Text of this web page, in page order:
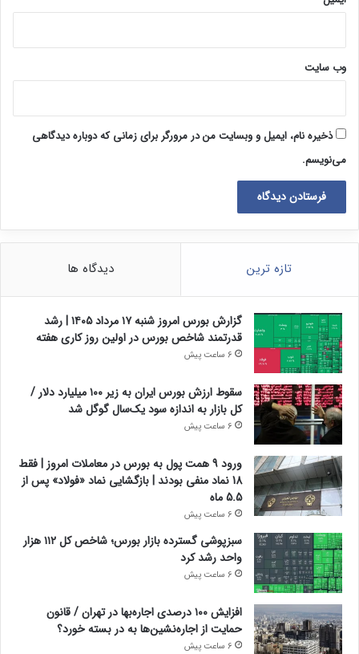
وب‌ سایت
ذخیره نام، ایمیل و وبسایت من در مرورگر برای زمانی که دوباره دیدگاهی
می‌نویسم.
تازه ترین دیدگاه ها
گزارش بورس امروز شنبه ۱۷ مرداد ۱۴۰۵ | رشد
قدرتمند شاخص بورس در اولین روز کاری هفته
6 ساعت پیش
سقوط ارزش بورس ایران به زیر ۱۰۰ میلیارد دلار /
کل بازار به اندازه سود یک‌سال گوگل شد
6 ساعت پیش
ورود 9 همت پول به بورس در معاملات امروز | فقط
18 نماد منفی بودند | بازگشایی نماد «فولاد» پس از
5.5 ماه
6 ساعت پیش
سبزپوشی گسترده بازار بورس؛ شاخص کل ۱۱۲ هزار
واحد رشد کرد
6 ساعت پیش
افزایش ۱۰۰ درصدی اجاره‌بها در تهران / قانون
حمایت از اجاره‌نشین‌ها به در بسته خورد؟
6 ساعت پیش